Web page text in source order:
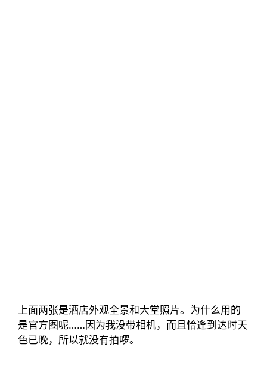
上面两张是酒店外观全景和大堂照片。为什么用的
是官方图呢……因为我没带相机，而且恰逢到达时天
色已晚，所以就没有拍啰。